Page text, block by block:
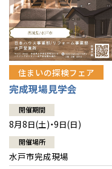
住まいの探検フェア
完成現場見学会
開催期間
8月8日(土)・9日(日)
開催場所
水戸市完成現場